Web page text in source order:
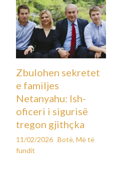
Zbulohen sekretet
e familjes
Netanyahu: Ish-
oficeri i sigurisë
tregon gjithçka
11/02/2026 Botë,Më të
fundit